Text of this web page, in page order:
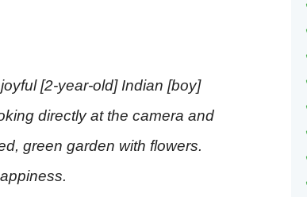
[2-year-old] Indian [boy]
directly at the camera and
green garden with flowers.